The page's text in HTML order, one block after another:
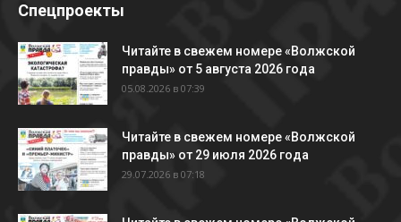
Спецпроекты
Читайте в свежем номере «Волжской
правды» от 5 августа 2026 года
05.08.2026 в 07:39
Читайте в свежем номере «Волжской
правды» от 29 июля 2026 года
29.07.2026 в 07:18